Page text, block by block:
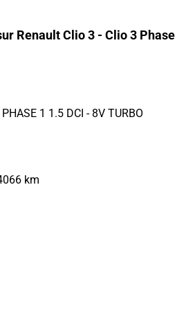
Renault Clio 3 - Clio 3 Phase
1 1.5 DCI - 8V TURBO
km